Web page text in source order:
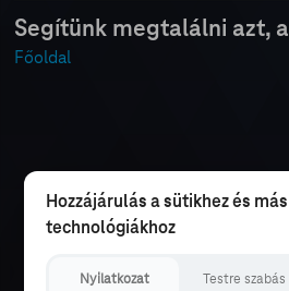
Segítünk megtalálni azt,
Főoldal
Hozzájárulás a sütikhez és
technológiákhoz
Nyilatkozat Testre szabás